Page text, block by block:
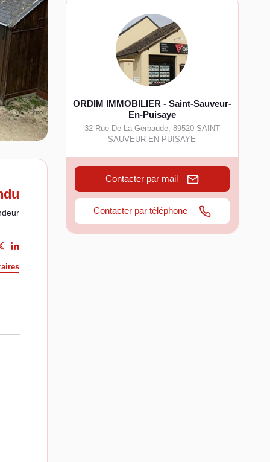
ORDIM IMMOBILIER - Saint-Sauveur-
En-Puisaye
32 Rue De La Gerbaude, 89520 SAINT
SAUVEUR EN PUISAYE
Contacter par mail
Contacter par téléphone